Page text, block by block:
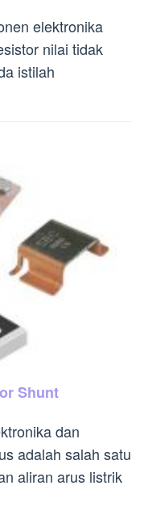
elektronika
nilai tidak
istilah
Shunt
dan
adalah salah satu
aliran arus listrik